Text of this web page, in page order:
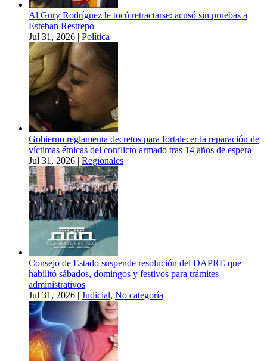
Al Gury Rodríguez le tocó retractarse: acusó sin pruebas a
Esteban Restrepo
Jul 31, 2026 | Política
Gobierno reglamenta decretos para fortalecer la reparación de
víctimas étnicas del conflicto armado tras 14 años de espera
Jul 31, 2026 | Regionales
Consejo de Estado suspende resolución del DAPRE que
habilitó sábados, domingos y festivos para trámites
administrativos
Jul 31, 2026 | Judicial, No categoría